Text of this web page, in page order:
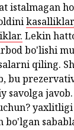
istalmagan
Lekin
bo'lishi
qiling.
bu
savolga
bo'lgan